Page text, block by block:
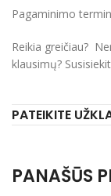
Pagaminimo
Reikia greičiau?
klausimų?
PATEIKITE
PANAŠŪS